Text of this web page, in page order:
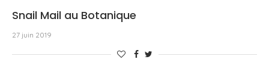
Snail Mail au Botanique
27 juin 2019